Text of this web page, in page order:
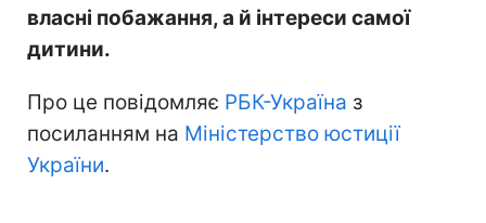
власні побажання, а й інтереси самої
дитини.
Про це повідомляє РБК-Україна з
посиланням на Міністерство юстиції
України.